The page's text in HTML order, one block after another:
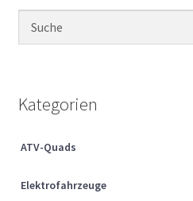
Sachs Ersatzteile
Über uns
Kategorien
ATV-Quads
Elektrofahrzeuge